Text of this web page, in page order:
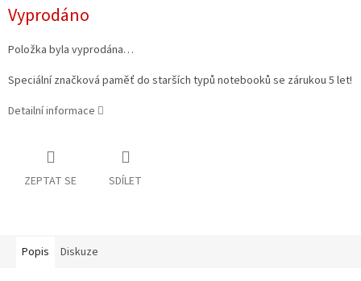
cena:
Vyprodáno
Položka byla vyprodána…
Speciální značková paměť do starších typů notebooků se zárukou 5 let!
Detailní informace
ZEPTAT SE SDÍLET
Popis Diskuze